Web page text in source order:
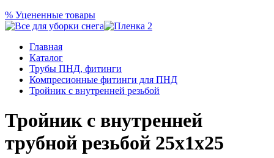
% Уцененные товары
Главная
Каталог
Трубы ПНД, фитинги
Компресионные фитинги для ПНД
Тройник с внутренней резьбой
Тройник с внутренней
трубной резьбой 25х1х25